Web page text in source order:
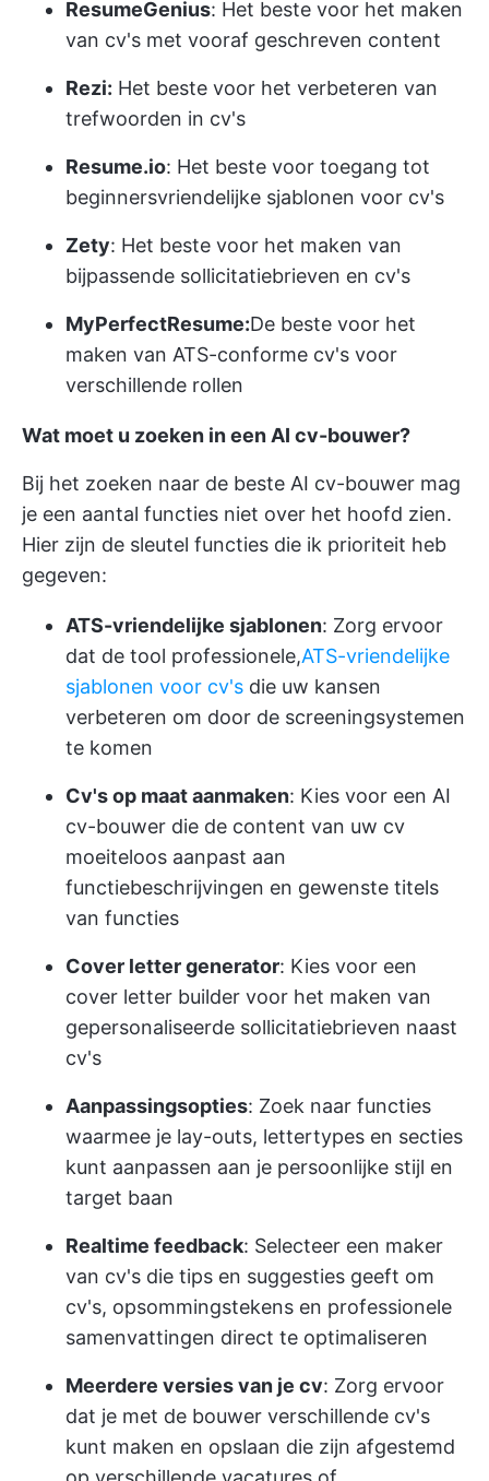
ResumeGenius: Het beste voor het maken
van cv's met vooraf geschreven content
Rezi: Het beste voor het verbeteren van
trefwoorden in cv's
Resume.io: Het beste voor toegang tot
beginnersvriendelijke sjablonen voor cv's
Zety: Het beste voor het maken van
bijpassende sollicitatiebrieven en cv's
MyPerfectResume:De beste voor het
maken van ATS-conforme cv's voor
verschillende rollen
Wat moet u zoeken in een AI cv-bouwer?
Bij het zoeken naar de beste AI cv-bouwer mag
je een aantal functies niet over het hoofd zien.
Hier zijn de sleutel functies die ik prioriteit heb
gegeven:
ATS-vriendelijke sjablonen: Zorg ervoor
dat de tool professionele,ATS-vriendelijke
sjablonen voor cv's die uw kansen
verbeteren om door de screeningsystemen
te komen
Cv's op maat aanmaken: Kies voor een AI
cv-bouwer die de content van uw cv
moeiteloos aanpast aan
functiebeschrijvingen en gewenste titels
van functies
Cover letter generator: Kies voor een
cover letter builder voor het maken van
gepersonaliseerde sollicitatiebrieven naast
cv's
Aanpassingsopties: Zoek naar functies
waarmee je lay-outs, lettertypes en secties
kunt aanpassen aan je persoonlijke stijl en
target baan
Realtime feedback: Selecteer een maker
van cv's die tips en suggesties geeft om
cv's, opsommingstekens en professionele
samenvattingen direct te optimaliseren
Meerdere versies van je cv: Zorg ervoor
dat je met de bouwer verschillende cv's
kunt maken en opslaan die zijn afgestemd